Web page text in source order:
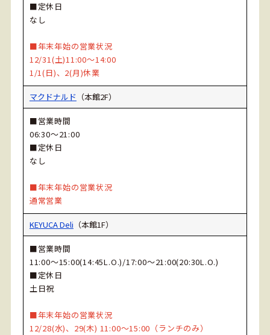
■定休日
なし
■年末年始の営業状況
12/31(土)11:00～14:00
1/1(日)、2(月)休業
マクドナルド （本館2F）
■営業時間
06:30～21:00
■定休日
なし
■年末年始の営業状況
通常営業
KEYUCA Deli （本館1F）
■営業時間
11:00～15:00(14:45L.O.)/17:00～21:00(20:30L.O.)
■定休日
土日祝
■年末年始の営業状況
12/28(水)、29(木) 11:00～15:00（ランチのみ）